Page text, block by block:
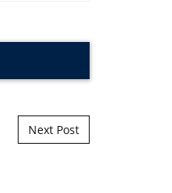
Next Post